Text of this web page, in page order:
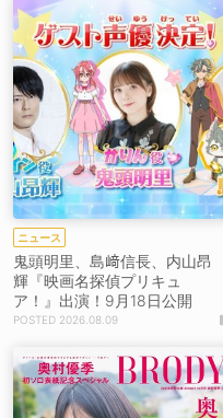
ニュース
鬼頭明里、島﨑信長、内山昂
輝『映画名探偵プリキュ
ア！』出演！9月18日公開
【コメントあり】
2026.08.09